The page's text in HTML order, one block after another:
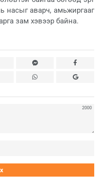
насыг аварч, амьжиргааг
зам хэвээр байна.
2000